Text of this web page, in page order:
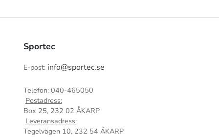
Sportec
E-post: info@sportec.se
Telefon: 040-465050
Postadress:
Box 25, 232 02 ÅKARP
Leveransadress:
Tegelvägen 10, 232 54 ÅKARP